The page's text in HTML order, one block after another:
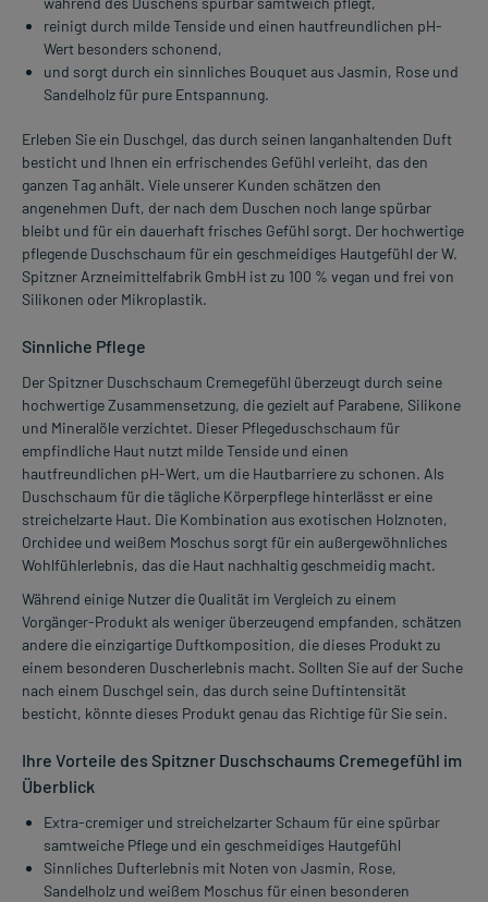
reinigt durch milde Tenside und einen hautfreundlichen pH-
Wert besonders schonend,
und sorgt durch ein sinnliches Bouquet aus Jasmin, Rose und
Sandelholz für pure Entspannung.
Erleben Sie ein Duschgel, das durch seinen langanhaltenden Duft
besticht und Ihnen ein erfrischendes Gefühl verleiht, das den
ganzen Tag anhält. Viele unserer Kunden schätzen den
angenehmen Duft, der nach dem Duschen noch lange spürbar
bleibt und für ein dauerhaft frisches Gefühl sorgt. Der hochwertige
pflegende Duschschaum für ein geschmeidiges Hautgefühl der W.
Spitzner Arzneimittelfabrik GmbH ist zu 100 % vegan und frei von
Silikonen oder Mikroplastik.
Sinnliche Pflege
Der Spitzner Duschschaum Cremegefühl überzeugt durch seine
hochwertige Zusammensetzung, die gezielt auf Parabene, Silikone
und Mineralöle verzichtet. Dieser Pflegeduschschaum für
empfindliche Haut nutzt milde Tenside und einen
hautfreundlichen pH-Wert, um die Hautbarriere zu schonen. Als
Duschschaum für die tägliche Körperpflege hinterlässt er eine
streichelzarte Haut. Die Kombination aus exotischen Holznoten,
Orchidee und weißem Moschus sorgt für ein außergewöhnliches
Wohlfühlerlebnis, das die Haut nachhaltig geschmeidig macht.
Während einige Nutzer die Qualität im Vergleich zu einem
Vorgänger-Produkt als weniger überzeugend empfanden, schätzen
andere die einzigartige Duftkomposition, die dieses Produkt zu
einem besonderen Duscherlebnis macht. Sollten Sie auf der Suche
nach einem Duschgel sein, das durch seine Duftintensität
besticht, könnte dieses Produkt genau das Richtige für Sie sein.
Ihre Vorteile des Spitzner Duschschaums Cremegefühl im
Überblick
Extra-cremiger und streichelzarter Schaum für eine spürbar
samtweiche Pflege und ein geschmeidiges Hautgefühl
Sinnliches Dufterlebnis mit Noten von Jasmin, Rose,
Sandelholz und weißem Moschus für einen besonderen